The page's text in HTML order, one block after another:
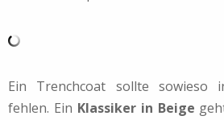
Ein Trenchcoat sollte sowieso
fehlen. Ein Klassiker in Beige